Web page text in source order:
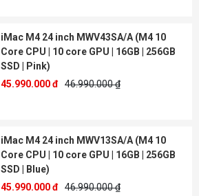
iMac M4 24 inch MWV43SA/A (M4 10
Core CPU | 10 core GPU | 16GB | 256GB
SSD | Pink)
45.990.000 đ 46.990.000 ₫
iMac M4 24 inch MWV13SA/A (M4 10
Core CPU | 10 core GPU | 16GB | 256GB
SSD | Blue)
45.990.000 đ 46.990.000 ₫